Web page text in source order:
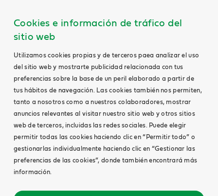
Cookies e información de tráfico del
sitio web
Utilizamos cookies propias y de terceros paea analizar el uso
del sitio web y mostrarte publicidad relacionada con tus
preferencias sobre la base de un peril elaborado a partir de
tus hábitos de navegación. Las cookies también nos permiten,
tanto a nosotros como a nuestros colaboradores, mostrar
anuncios relevantes al visitar nuestro sitio web y otros sitios
web de terceros, incluidas las redes sociales. Puede elegir
permitir todas las cookies haciendo clic en “Permitir todo” o
gestionarlas individualmente haciendo clic en “Gestionar las
preferencias de las cookies”, donde también encontrará más
información.